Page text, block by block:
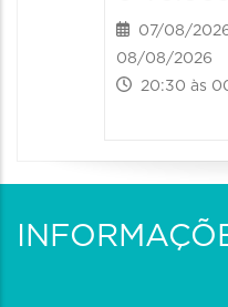
07/08/
08/08/2026
20:30 às